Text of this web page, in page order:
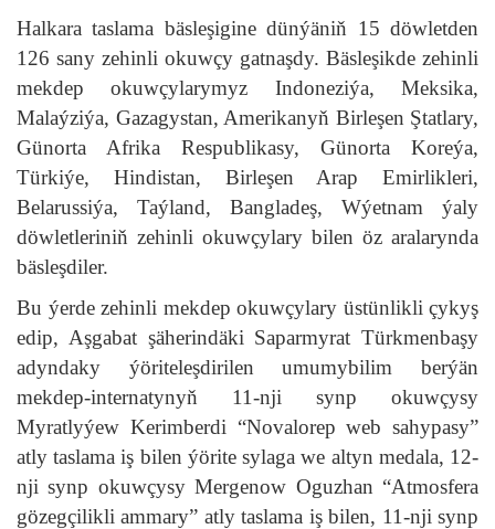
Halkara taslama bäsleşigine dünýäniň 15 döwletden
126 sany zehinli okuwçy gatnaşdy. Bäsleşikde zehinli
mekdep okuwçylarymyz Indoneziýa, Meksika,
Malaýziýa, Gazagystan, Amerikanyň Birleşen Ştatlary,
Günorta Afrika Respublikasy, Günorta Koreýa,
Türkiýe, Hindistan, Birleşen Arap Emirlikleri,
Belarussiýa, Taýland, Bangladeş, Wýetnam ýaly
döwletleriniň zehinli okuwçylary bilen öz aralarynda
bäsleşdiler.
Bu ýerde zehinli mekdep okuwçylary üstünlikli çykyş
edip, Aşgabat şäherindäki Saparmyrat Türkmenbaşy
adyndaky ýöriteleşdirilen umumybilim berýän
mekdep-internatynyň 11-nji synp okuwçysy
Myratlyýew Kerimberdi “Novalorep web sahypasy”
atly taslama iş bilen ýörite sylaga we altyn medala, 12-
nji synp okuwçysy Mergenow Oguzhan “Atmosfera
gözegçilikli ammary” atly taslama iş bilen, 11-nji synp